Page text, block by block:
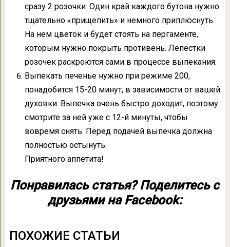
сразу 2 розочки. Один край каждого бутона нужно
тщательно «прищепить» и немного приплюснуть.
На нем цветок и будет стоять на пергаменте,
которым нужно покрыть противень. Лепестки
розочек раскроются сами в процессе выпекания.
Выпекать печенье нужно при режиме 200,
понадобится 15-20 минут, в зависимости от вашей
духовки. Выпечка очень быстро доходит, поэтому
смотрите за ней уже с 12-й минуты, чтобы
вовремя снять. Перед подачей выпечка должна
полностью остынуть.
Приятного аппетита!
Понравилась статья? Поделитесь с
друзьями на Facebook:
ПОХОЖИЕ СТАТЬИ